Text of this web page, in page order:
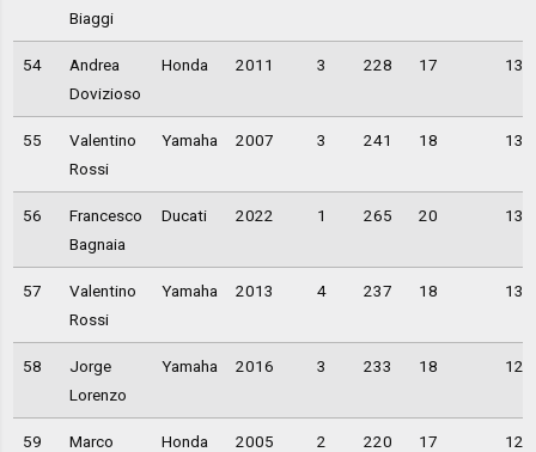
Biaggi
54
Andrea
Dovizioso
Honda 2011 3 228 17
55
Valentino
Rossi
Yamaha 2007 3 241 18
56
Francesco
Bagnaia
Ducati 2022 1 265 20
57
Valentino
Rossi
Yamaha 2013 4 237 18
58
Jorge
Lorenzo
Yamaha 2016 3 233 18
59
Marco
Honda 2005 2 220 17